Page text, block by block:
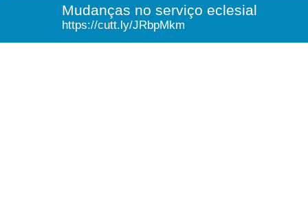
Mudanças no serviço eclesial
https://cutt.ly/JRbpMkm